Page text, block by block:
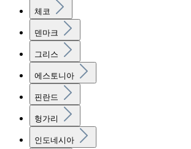
체코
덴마크
그리스
에스토니아
핀란드
헝가리
인도네시아